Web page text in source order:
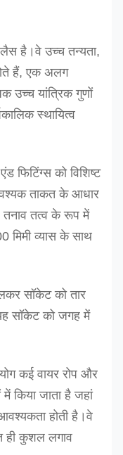
है।वे उच्च तन्यता,
हैं, एक अलग
उच्च यांत्रिक गुणों
स्थायित्व
फिटिंग्स को विशिष्ट
ताकत के आधार
तनाव तत्व के रूप में
मिमी व्यास के साथ
सॉकेट को तार
सॉकेट को जगह में
कई वायर रोप और
किया जाता है जहां
होती है।वे
ही कुशल लगाव